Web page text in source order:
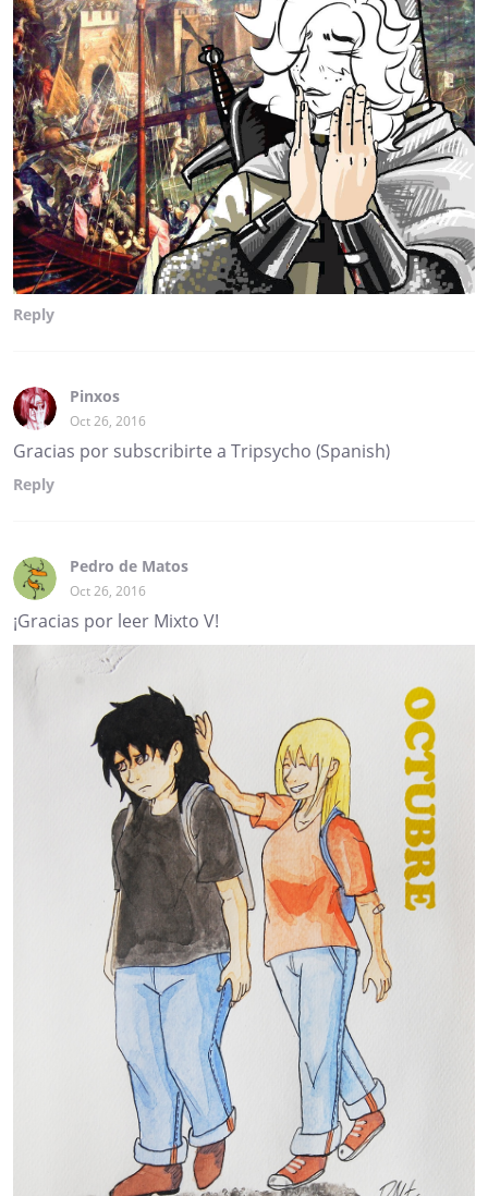
Reply
Pinxos
Oct 26, 2016
Gracias por subscribirte a Tripsycho (Spanish)
Reply
Pedro de Matos
Oct 26, 2016
¡Gracias por leer Mixto V!